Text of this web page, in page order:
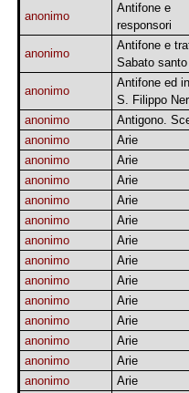
anonimo
Antifone e
responsori
anonimo
Antifone e
Sabato santo
anonimo
Antifone ed
S. Filippo
anonimo
Antigono.
anonimo
Arie
anonimo
Arie
anonimo
Arie
anonimo
Arie
anonimo
Arie
anonimo
Arie
anonimo
Arie
anonimo
Arie
anonimo
Arie
anonimo
Arie
anonimo
Arie
anonimo
Arie
anonimo
Arie